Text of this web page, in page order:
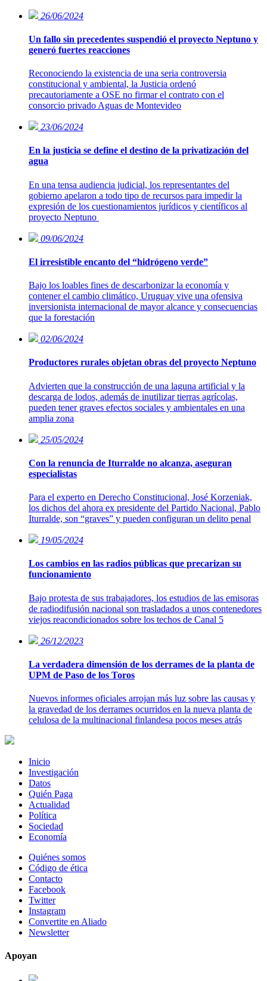
26/06/2024
Un fallo sin precedentes suspendió el proyecto Neptuno y
generó fuertes reacciones
Reconociendo la existencia de una seria controversia
constitucional y ambiental, la Justicia ordenó
precautoriamente a OSE no firmar el contrato con el
consorcio privado Aguas de Montevideo
23/06/2024
En la justicia se define el destino de la privatización del
agua
En una tensa audiencia judicial, los representantes del
gobierno apelaron a todo tipo de recursos para impedir la
expresión de los cuestionamientos jurídicos y científicos al
proyecto Neptuno
09/06/2024
El irresistible encanto del “hidrógeno verde”
Bajo los loables fines de descarbonizar la economía y
contener el cambio climático, Uruguay vive una ofensiva
inversionista internacional de mayor alcance y consecuencias
que la forestación
02/06/2024
Productores rurales objetan obras del proyecto Neptuno
Advierten que la construcción de una laguna artificial y la
descarga de lodos, además de inutilizar tierras agrícolas,
pueden tener graves efectos sociales y ambientales en una
amplia zona
25/05/2024
Con la renuncia de Iturralde no alcanza, aseguran
especialistas
Para el experto en Derecho Constitucional, José Korzeniak,
los dichos del ahora ex presidente del Partido Nacional, Pablo
Iturralde, son “graves” y pueden configuran un delito penal
19/05/2024
Los cambios en las radios públicas que precarizan su
funcionamiento
Bajo protesta de sus trabajadores, los estudios de las emisoras
de radiodifusión nacional son trasladados a unos contenedores
viejos reacondicionados sobre los techos de Canal 5
26/12/2023
La verdadera dimensión de los derrames de la planta de
UPM de Paso de los Toros
Nuevos informes oficiales arrojan más luz sobre las causas y
la gravedad de los derrames ocurridos en la nueva planta de
celulosa de la multinacional finlandesa pocos meses atrás
Inicio
Investigación
Datos
Quién Paga
Actualidad
Política
Sociedad
Economía
Quiénes somos
Código de ética
Contacto
Facebook
Twitter
Instagram
Convertite en Aliado
Newsletter
Apoyan